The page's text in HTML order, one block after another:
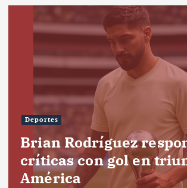
Deportes
Brian Rodríguez
críticas con gol en
América